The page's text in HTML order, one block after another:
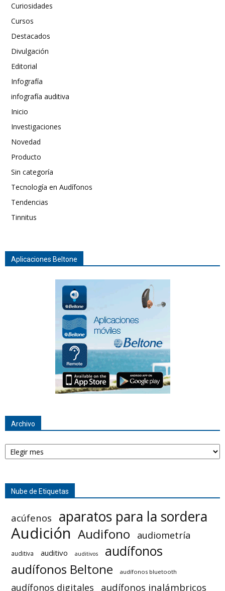
Curiosidades
Cursos
Destacados
Divulgación
Editorial
Infografía
infografía auditiva
Inicio
Investigaciones
Novedad
Producto
Sin categoría
Tecnología en Audífonos
Tendencias
Tinnitus
Aplicaciones Beltone
Archivo
Archivo
Nube de Etiquetas
acúfenos aparatos para la sordera
Audición Audifono audiometría
auditiva auditivo auditivos audífonos
audífonos Beltone audífonos bluetooth
audífonos digitales audífonos inalámbricos